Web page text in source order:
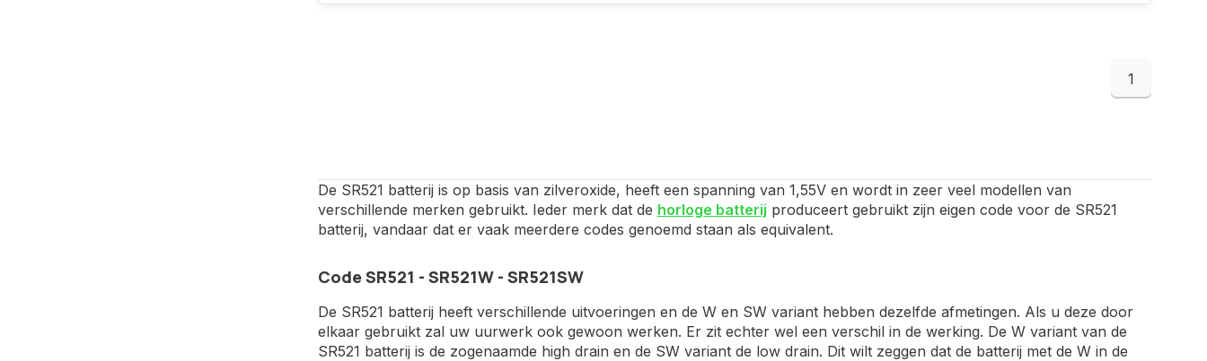
1
De SR521 batterij is op basis van zilveroxide, heeft een spanning van 1,55V en wordt in zeer veel modellen van
verschillende merken gebruikt. Ieder merk dat de horloge batterij produceert gebruikt zijn eigen code voor de SR521
batterij, vandaar dat er vaak meerdere codes genoemd staan als equivalent.
Code SR521 - SR521W - SR521SW
De SR521 batterij heeft verschillende uitvoeringen en de W en SW variant hebben dezelfde afmetingen. Als u deze door
elkaar gebruikt zal uw uurwerk ook gewoon werken. Er zit echter wel een verschil in de werking. De W variant van de
SR521 batterij is de zogenaamde high drain en de SW variant de low drain. Dit wilt zeggen dat de batterij met de W in de